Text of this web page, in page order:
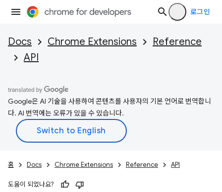
로그인
Docs Chrome Extensions
Reference
API
Google은 AI 기술을 사용하여 콘텐츠를 사용자의 기본 언어로 번역합니
다. AI 번역에는 오류가 있을 수 있습니다.
홈 Docs Chrome Extensions Reference API
도움이 되었나요?